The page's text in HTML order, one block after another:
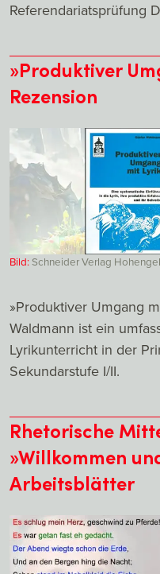
Referendariatsprüfung
»Produktiver
Rezension
Bild:Schneider Verlag
»Produktiver Umgang
Waldmann ist ein
Lyrikunterricht in der
Sekundarstufe I/II.
Rhetorische
»Willkommen
Arbeitsblätter